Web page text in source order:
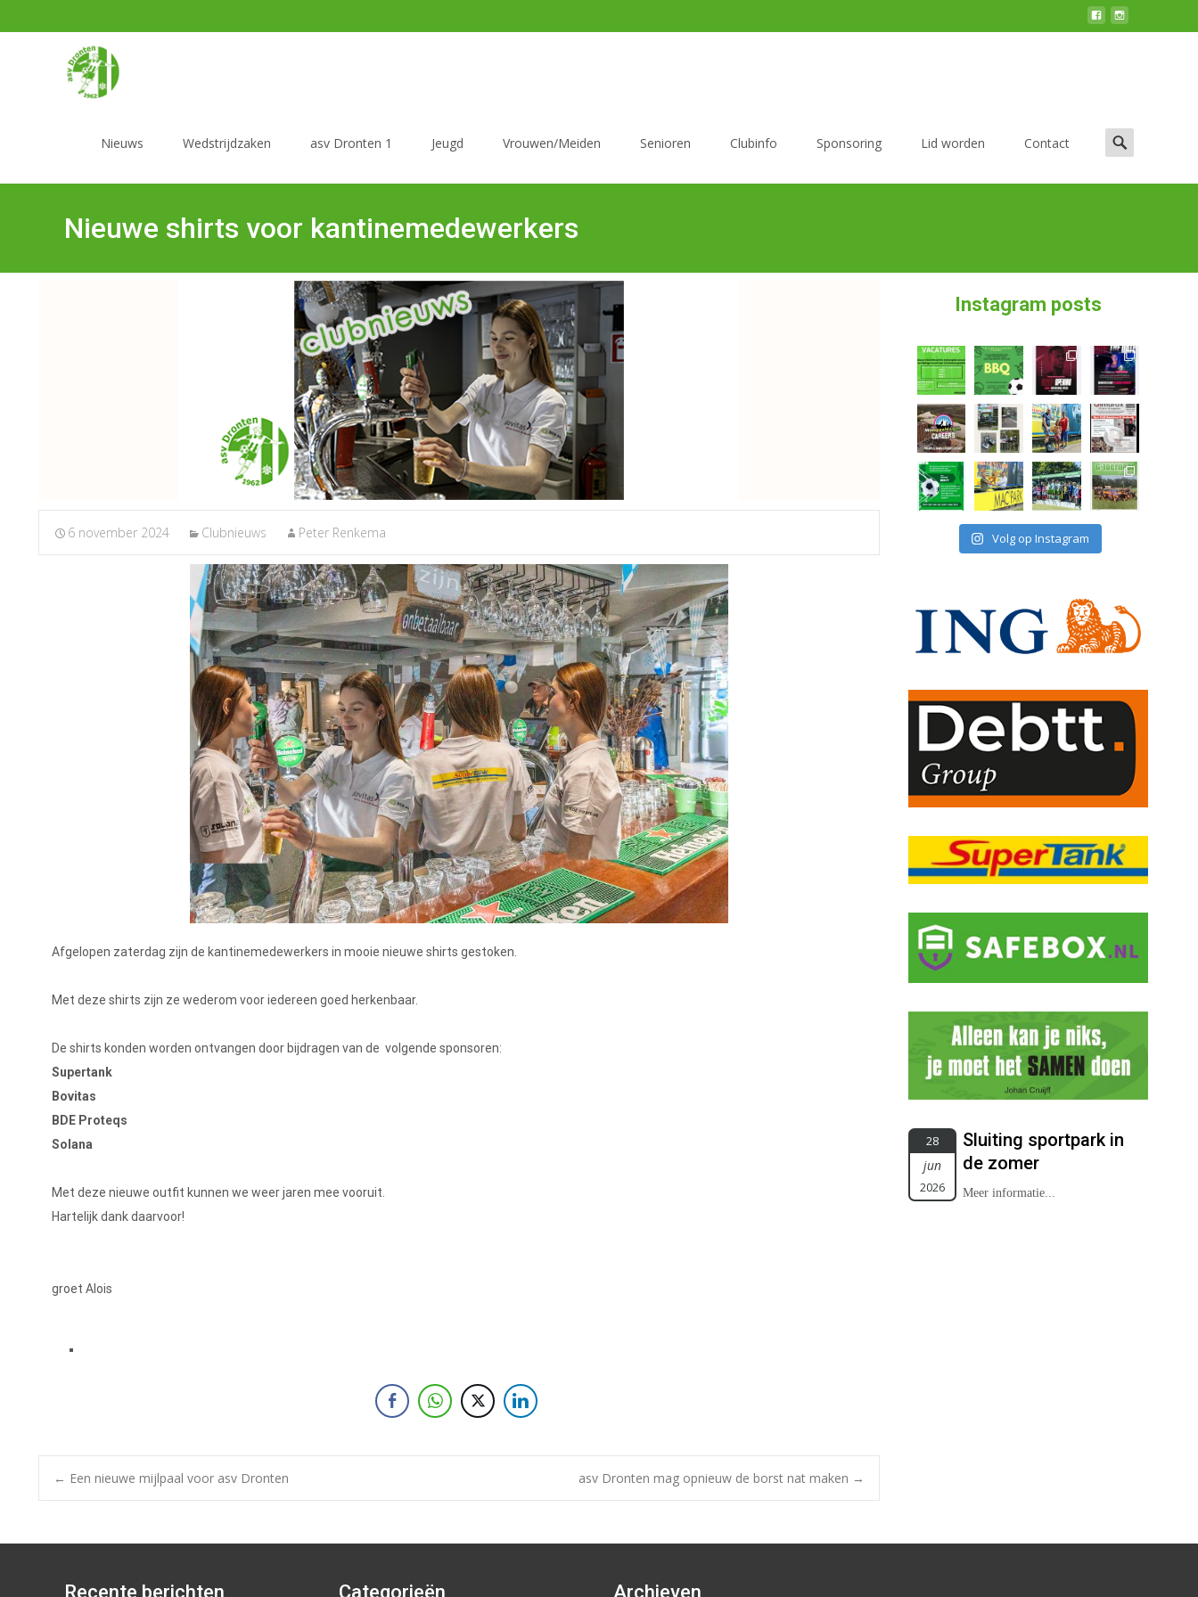
Nieuws Wedstrijdzaken asv Dronten 1 Jeugd Vrouwen/Meiden Senioren Clubinfo Sponsoring Lid worden Contact
Nieuwe shirts voor kantinemedewerkers
6 november 2024 Clubnieuws Peter Renkema
Afgelopen zaterdag zijn de kantinemedewerkers in mooie nieuwe shirts gestoken.
Met deze shirts zijn ze wederom voor iedereen goed herkenbaar.
De shirts konden worden ontvangen door bijdragen van de volgende sponsoren:
Supertank
Bovitas
BDE Proteqs
Solana
Met deze nieuwe outfit kunnen we weer jaren mee vooruit.
Hartelijk dank daarvoor!
groet Alois
← Een nieuwe mijlpaal voor asv Dronten asv Dronten mag opnieuw de borst nat maken →
Instagram posts
Volg op Instagram
28
jun
2026
Sluiting sportpark in
de zomer
Meer informatie...
Recente berichten Categorieën Archieven